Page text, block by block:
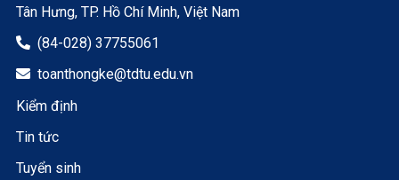
Tân Hưng, TP. Hồ Chí Minh, Việt Nam
 (84-028) 37755061
 toanthongke@tdtu.edu.vn
Kiểm định
Tin tức
Tuyển sinh